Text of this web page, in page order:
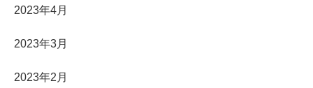
2023年4月
2023年3月
2023年2月